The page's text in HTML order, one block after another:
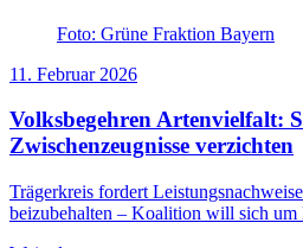
Foto: Grüne Fraktion Bayern
11. Februar 2026
Volksbegehren Artenvielfalt:
Zwischenzeugnisse verzichten
Trägerkreis fordert
beizubehalten – Koalition will sich um